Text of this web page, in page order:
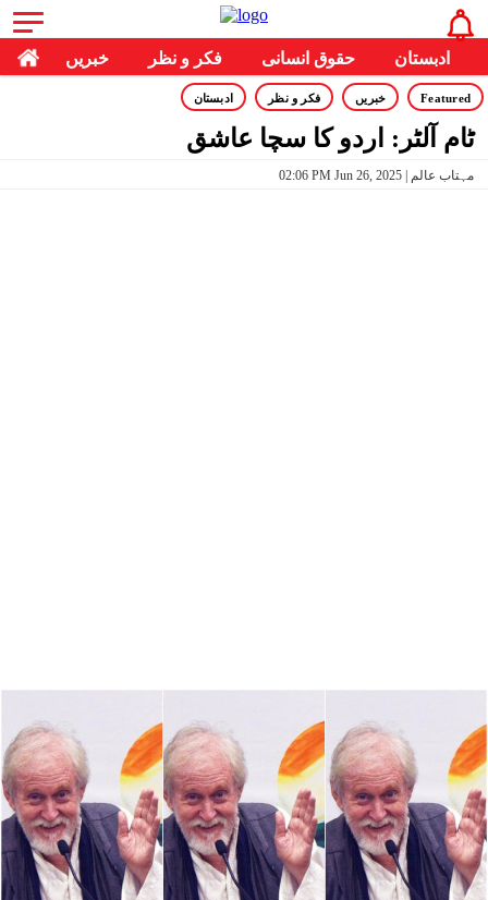
خبریں فکر و نظر حقوق انسانی ادبستان
Featured خبریں فکر و نظر ادبستان
ٹام آلٹر: اردو کا سچا عاشق
02:06 PM Jun 26, 2025 | مہتاب عالم